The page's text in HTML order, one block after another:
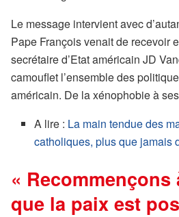
Le message intervient avec
Pape François venait de recevoir
secrétaire d’Etat américain JD
camouflet l’ensemble des
américain. De la xénophobie à
A lire : La main tendue des
catholiques, plus que jamais
« Recommençons
que la paix est